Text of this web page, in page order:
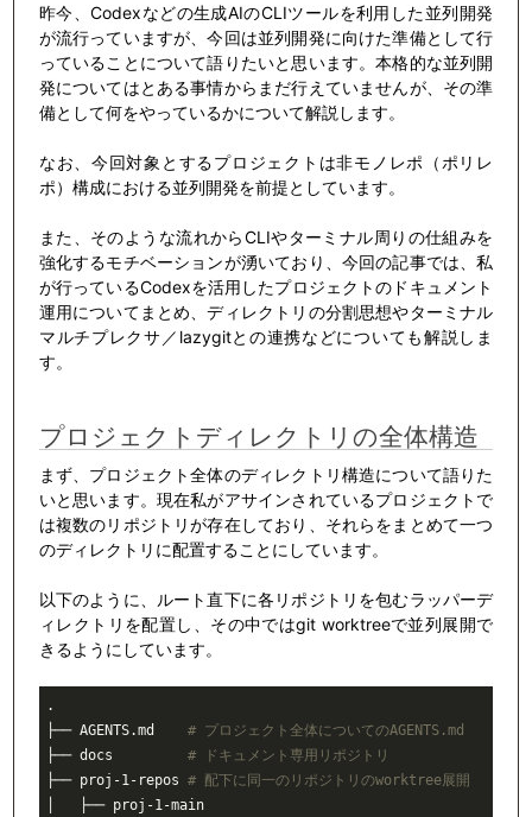
昨今、Codexなどの生成AIのCLIツールを利用した並列開発
が流行っていますが、今回は並列開発に向けた準備として行
っていることについて語りたいと思います。本格的な並列開
発についてはとある事情からまだ行えていませんが、その準
備として何をやっているかについて解説します。
なお、今回対象とするプロジェクトは非モノレポ（ポリレ
ポ）構成における並列開発を前提としています。
また、そのような流れからCLIやターミナル周りの仕組みを
強化するモチベーションが湧いており、今回の記事では、私
が行っているCodexを活用したプロジェクトのドキュメント
運用についてまとめ、ディレクトリの分割思想やターミナル
マルチプレクサ／lazygitとの連携などについても解説しま
す。
プロジェクトディレクトリの全体構造
まず、プロジェクト全体のディレクトリ構造について語りた
いと思います。現在私がアサインされているプロジェクトで
は複数のリポジトリが存在しており、それらをまとめて一つ
のディレクトリに配置することにしています。
以下のように、ルート直下に各リポジトリを包むラッパーデ
ィレクトリを配置し、その中ではgit worktreeで並列展開で
きるようにしています。
.
├── AGENTS.md # プロジェクト全体についてのAGENTS.md
├── docs # ドキュメント専用リポジトリ
├── proj-1-repos # 配下に同一のリポジトリのworktree展開
   ├── proj-1-main